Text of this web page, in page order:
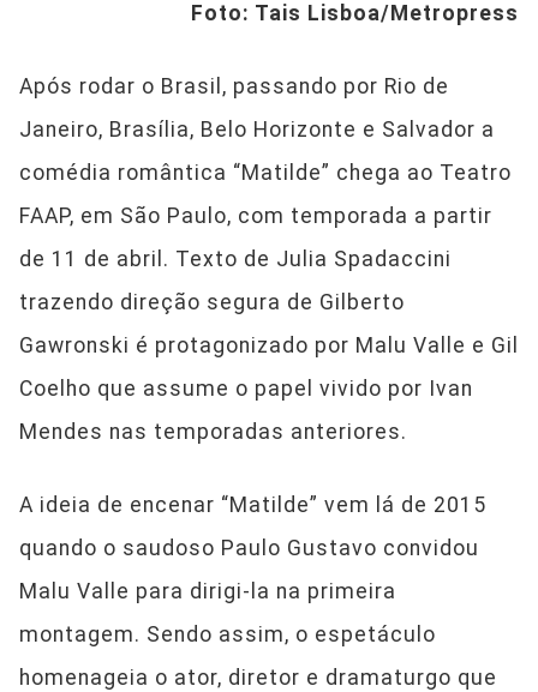
Foto: Tais Lisboa/Metropress
Após rodar o Brasil, passando por Rio de
Janeiro, Brasília, Belo Horizonte e Salvador a
comédia romântica “Matilde” chega ao Teatro
FAAP, em São Paulo, com temporada a partir
de 11 de abril. Texto de Julia Spadaccini
trazendo direção segura de Gilberto
Gawronski é protagonizado por Malu Valle e Gil
Coelho que assume o papel vivido por Ivan
Mendes nas temporadas anteriores.
A ideia de encenar “Matilde” vem lá de 2015
quando o saudoso Paulo Gustavo convidou
Malu Valle para dirigi-la na primeira
montagem. Sendo assim, o espetáculo
homenageia o ator, diretor e dramaturgo que